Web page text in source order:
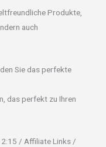
Produkte,
auch
Sie das perfekte
das perfekt zu Ihren
/ Affiliate Links /